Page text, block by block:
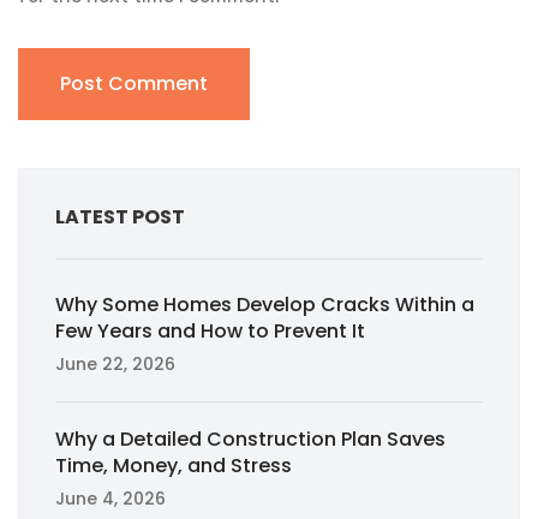
LATEST POST
Why Some Homes Develop Cracks Within a
Few Years and How to Prevent It
June 22, 2026
Why a Detailed Construction Plan Saves
Time, Money, and Stress
June 4, 2026